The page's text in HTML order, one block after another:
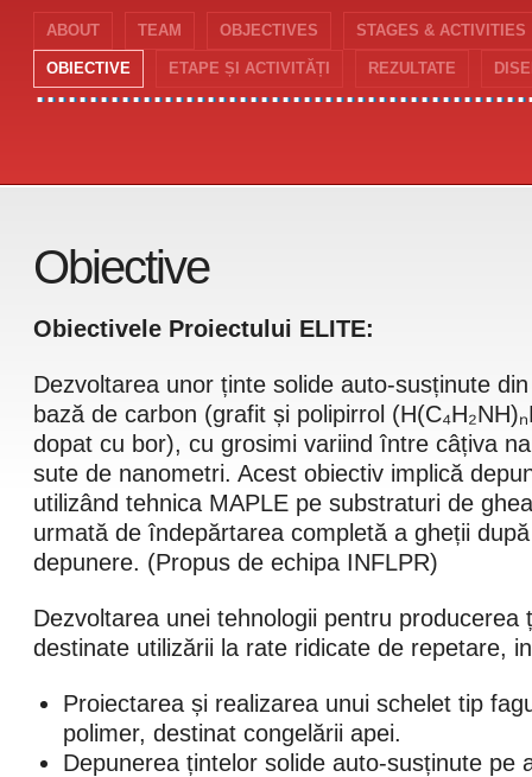
ABOUT TEAM OBJECTIVES STAGES & ACTIVITIES
OBIECTIVE ETAPE ȘI ACTIVITĂȚI REZULTATE
Obiective
Obiectivele Proiectului ELITE:
Dezvoltarea unor ținte solide auto-susținute
bază de carbon (grafit și polipirrol
dopat cu bor), cu grosimi variind între câțiva
sute de nanometri. Acest obiectiv implică
utilizând tehnica MAPLE pe substraturi de
urmată de îndepărtarea completă a gheții
depunere. (Propus de echipa INFLPR)
Dezvoltarea unei tehnologii pentru producerea
destinate utilizării la rate ridicate de repetare,
Proiectarea și realizarea unui schelet tip
polimer, destinat congelării apei.
Depunerea țintelor solide auto-susținute pe